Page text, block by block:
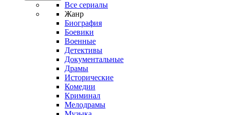
Все сериалы
Жанр
Биография
Боевики
Военные
Детективы
Документальные
Драмы
Исторические
Комедии
Криминал
Мелодрамы